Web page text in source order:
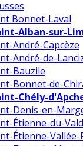
Bonnet-Laval
Alban-sur-
André-Capcèze
André-de-
Bauzile
Bonnet-de-
Chély-
Denis-en-
Étienne-du-
Étienne-Vallée-